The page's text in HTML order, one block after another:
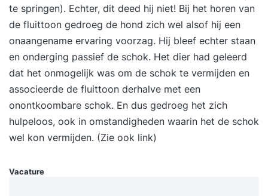
ervoor dat we met zijn allen op één lijn blijven
zitten? In het vrijblijvende intakegesprek vragen
we naar de specifieke vragen die jij hebt. Deze
nemen we mee in het programma. De training is
praktisch ingesteld. Je krijgt tools en handvatten
die helpen in situaties waar je tegenaan loopt. We
delen de training het liefst op in kortere sessies.
Zo heb je tussendoor tijd om te oefenen en aan
de slag te gaan met de geleerde stof. Daarbij heb
trainer waarin je kan bespreken hoe het gaat. Zo
te springen). Echter, dit deed hij niet! Bij het horen van
de fluittoon gedroeg de hond zich wel alsof hij een
onaangename ervaring voorzag. Hij bleef echter staan
en onderging passief de schok. Het dier had geleerd
dat het onmogelijk was om de schok te vermijden en
associeerde de fluittoon derhalve met een
onontkoombare schok. En dus gedroeg het zich
hulpeloos, ook in omstandigheden waarin het de schok
wel kon vermijden. (Zie ook link)
Vacature